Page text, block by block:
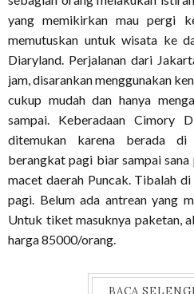
yang memikirkan mau pergi
memutuskan untuk wisata ke
Diaryland. Perjalanan dari
jam, disarankan menggunakan
cukup mudah dan hanya
sampai. Keberadaan Cimory
ditemukan karena berada di
berangkat pagi biar sampai
macet daerah Puncak. Tibalah
pagi. Belum ada antrean yang
Untuk tiket masuknya paketan,
harga 85000/orang.
BACA